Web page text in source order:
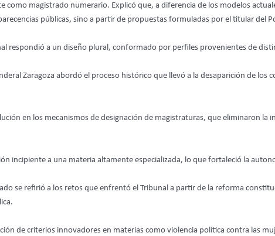
como magistrado numerario. Explicó que, a diferencia de los modelos
públicas, sino a partir de propuestas formuladas por el titular del
respondió a un diseño plural, conformado por perfiles provenientes de
Zaragoza abordó el proceso histórico que llevó a la desaparición de
en los mecanismos de designación de magistraturas, que eliminaron la
incipiente a una materia altamente especializada, lo que fortaleció la
se refirió a los retos que enfrentó el Tribunal a partir de la reforma
de criterios innovadores en materias como violencia política contra las